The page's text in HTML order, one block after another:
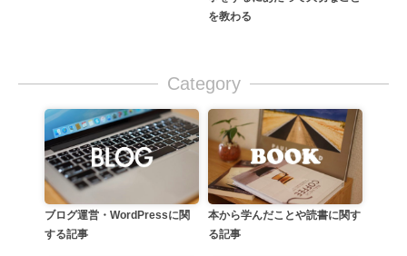
を教わる
Category
ブログ運営・WordPressに関
する記事
本から学んだことや読書に関す
る記事